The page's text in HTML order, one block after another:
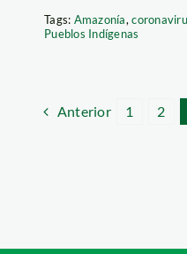
Tags: Amazonía,
Pueblos Indígenas
Anterior 1 2